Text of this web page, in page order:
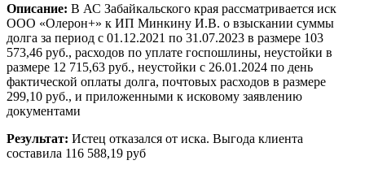
Описание: В АС Забайкальского края рассматривается иск
ООО «Олерон+» к ИП Минкину И.В. о взыскании суммы
долга за период с 01.12.2021 по 31.07.2023 в размере 103
573,46 руб., расходов по уплате госпошлины, неустойки в
размере 12 715,63 руб., неустойки с 26.01.2024 по день
фактической оплаты долга, почтовых расходов в размере
299,10 руб., и приложенными к исковому заявлению
документами
Результат: Истец отказался от иска. Выгода клиента
составила 116 588,19 руб